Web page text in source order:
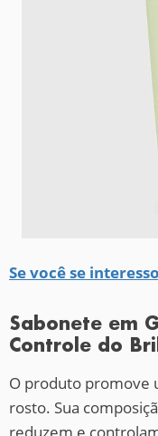
Se você se
Sabonete em
Controle do
O produto promove
rosto. Sua